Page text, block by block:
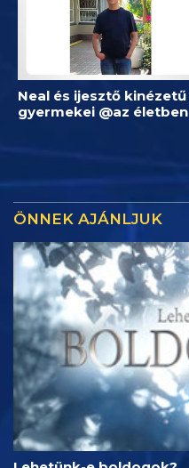
Neal és ijesztő kinézetű
gyermekei @az életben
ÖNNEK AJÁNLJUK